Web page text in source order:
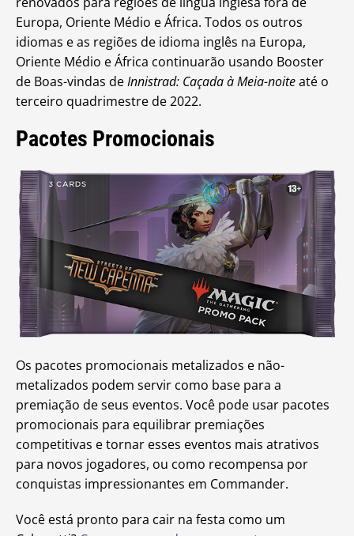
Europa, Oriente Médio e África. Todos os outros
idiomas e as regiões de idioma inglês na Europa,
Oriente Médio e África continuarão usando Booster
de Boas-vindas deInnistrad: Caçada à Meia-noiteaté o
terceiro quadrimestre de 2022.
Pacotes Promocionais
Os pacotes promocionais metalizados e não-
metalizados podem servir como base para a
premiação de seus eventos. Você pode usar pacotes
promocionais para equilibrar premiações
competitivas e tornar esses eventos mais atrativos
para novos jogadores, ou como recompensa por
conquistas impressionantes em Commander.
Você está pronto para cair na festa como um